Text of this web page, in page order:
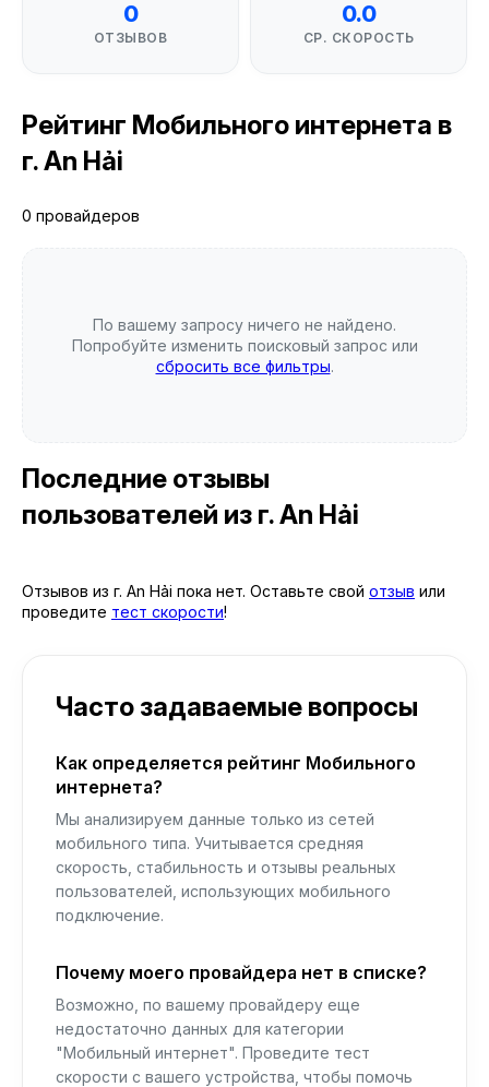
0
ОТЗЫВОВ
0.0
СР. СКОРОСТЬ
Рейтинг Мобильного интернета в
г. An Hải
0 провайдеров
По вашему запросу ничего не найдено.
Попробуйте изменить поисковый запрос или
сбросить все фильтры.
Последние отзывы
пользователей из г. An Hải
Отзывов из г. An Hải пока нет. Оставьте свой отзыв или
проведите тест скорости!
Часто задаваемые вопросы
Как определяется рейтинг Мобильного
интернета?
Мы анализируем данные только из сетей
мобильного типа. Учитывается средняя
скорость, стабильность и отзывы реальных
пользователей, использующих мобильного
подключение.
Почему моего провайдера нет в списке?
Возможно, по вашему провайдеру еще
недостаточно данных для категории
"Мобильный интернет". Проведите тест
скорости с вашего устройства, чтобы помочь